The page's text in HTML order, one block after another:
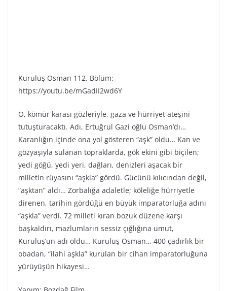
Kuruluş Osman 112. Bölüm:
https://youtu.be/mGadII2wd6Y
O, kömür karası gözleriyle, gaza ve hürriyet ateşini
tutuşturacaktı. Adı, Ertuğrul Gazi oğlu Osman’dı…
Karanlığın içinde ona yol gösteren “aşk” oldu… Kan ve
gözyaşıyla sulanan topraklarda, gök ekini gibi biçilen;
yedi göğü, yedi yeri, dağları, denizleri aşacak bir
milletin rüyasını “aşkla” gördü. Gücünü kılıcından değil,
“aşktan” aldı… Zorbalığa adaletle; köleliğe hürriyetle
direnen, tarihin gördüğü en büyük imparatorluğa adını
“aşkla” verdi. 72 milleti kıran bozuk düzene karşı
başkaldırı, mazlumların sessiz çığlığına umut,
Kuruluş’un adı oldu… Kuruluş Osman… 400 çadırlık bir
obadan, “ilahi aşkla” kurulan bir cihan imparatorluğuna
yürüyüşün hikayesi…